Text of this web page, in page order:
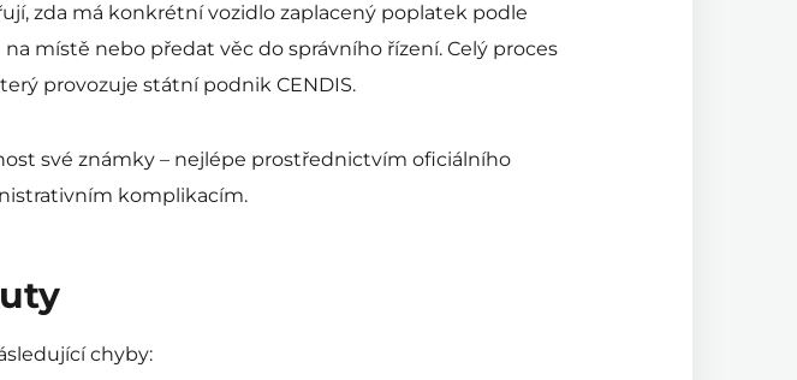
zda má konkrétní vozidlo zaplacený poplatek podle
místě nebo předat věc do správního řízení. Celý proces
provozuje státní podnik CENDIS.
své známky – nejlépe prostřednictvím oficiálního
komplikacím.
chyby: